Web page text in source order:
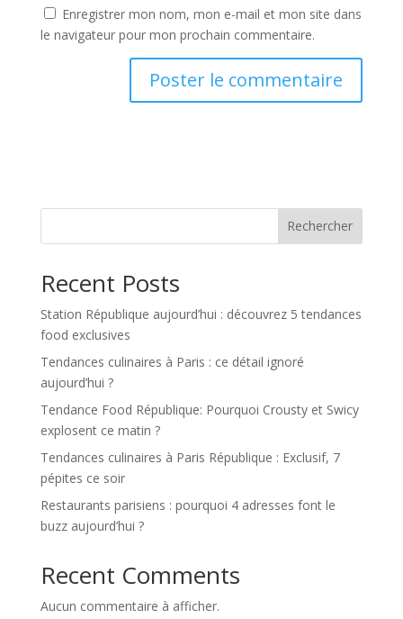
Enregistrer mon nom, mon e-mail et mon site dans
le navigateur pour mon prochain commentaire.
Rechercher
Recent Posts
Station République aujourd’hui : découvrez 5 tendances
food exclusives
Tendances culinaires à Paris : ce détail ignoré
aujourd’hui ?
Tendance Food République: Pourquoi Crousty et Swicy
explosent ce matin ?
Tendances culinaires à Paris République : Exclusif, 7
pépites ce soir
Restaurants parisiens : pourquoi 4 adresses font le
buzz aujourd’hui ?
Recent Comments
Aucun commentaire à afficher.